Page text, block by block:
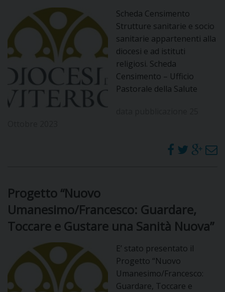
Scheda Censimento
Strutture sanitarie e socio
sanitarie appartenenti alla
diocesi e ad istituti
religiosi. Scheda
Censimento – Ufficio
Pastorale della Salute
Progetto “Nuovo
Umanesimo/Francesco: Guardare,
Toccare e Gustare una Sanità Nuova”
E’ stato presentato il
Progetto “Nuovo
Umanesimo/Francesco:
Guardare, Toccare e